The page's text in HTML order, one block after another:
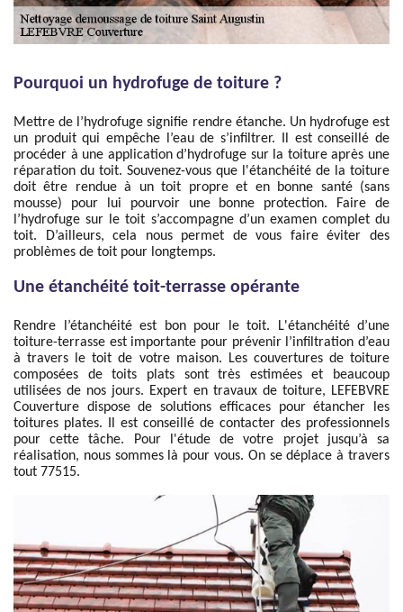
Pourquoi un hydrofuge de toiture ?
Mettre de l’hydrofuge signifie rendre étanche. Un hydrofuge est
un produit qui empêche l’eau de s’infiltrer. Il est conseillé de
procéder à une application d’hydrofuge sur la toiture après une
réparation du toit. Souvenez-vous que l'étanchéité de la toiture
doit être rendue à un toit propre et en bonne santé (sans
mousse) pour lui pourvoir une bonne protection. Faire de
l’hydrofuge sur le toit s’accompagne d’un examen complet du
toit. D’ailleurs, cela nous permet de vous faire éviter des
problèmes de toit pour longtemps.
Une étanchéité toit-terrasse opérante
Rendre l’étanchéité est bon pour le toit. L'étanchéité d’une
toiture-terrasse est importante pour prévenir l’infiltration d’eau
à travers le toit de votre maison. Les couvertures de toiture
composées de toits plats sont très estimées et beaucoup
utilisées de nos jours. Expert en travaux de toiture, LEFEBVRE
Couverture dispose de solutions efficaces pour étancher les
toitures plates. Il est conseillé de contacter des professionnels
pour cette tâche. Pour l'étude de votre projet jusqu’à sa
réalisation, nous sommes là pour vous. On se déplace à travers
tout 77515.